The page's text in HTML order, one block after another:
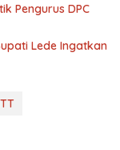
Pengurus DPC
Lede Ingatkan